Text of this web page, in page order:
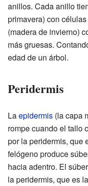
anillos. Cada anillo
primavera) con
(madera de invierno)
más gruesas.
edad de un árbol.
Peridermis
Laepidermis (la capa
rompe cuando el tallo
por la peridermis, que
felógeno produce
hacia adentro. El
la peridermis, que es